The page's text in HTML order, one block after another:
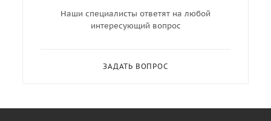
Наши специалисты ответят на любой
интересующий вопрос
ЗАДАТЬ ВОПРОС